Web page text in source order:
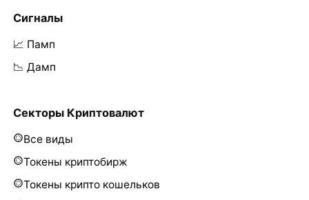
Сигналы
📈 Памп
📉 Дамп
Секторы Криптовалют
Все виды
Токены криптобирж
Токены крипто кошельков